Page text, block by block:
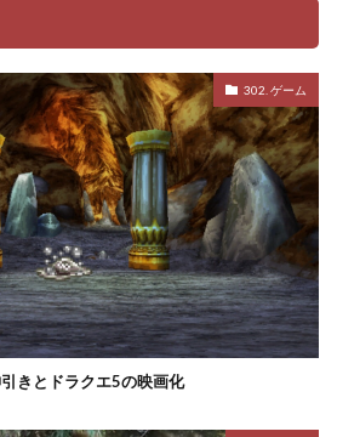
302. ゲーム
きとドラクエ5の映画化